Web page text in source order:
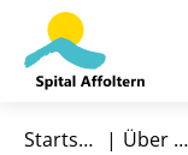
Startseite Über uns